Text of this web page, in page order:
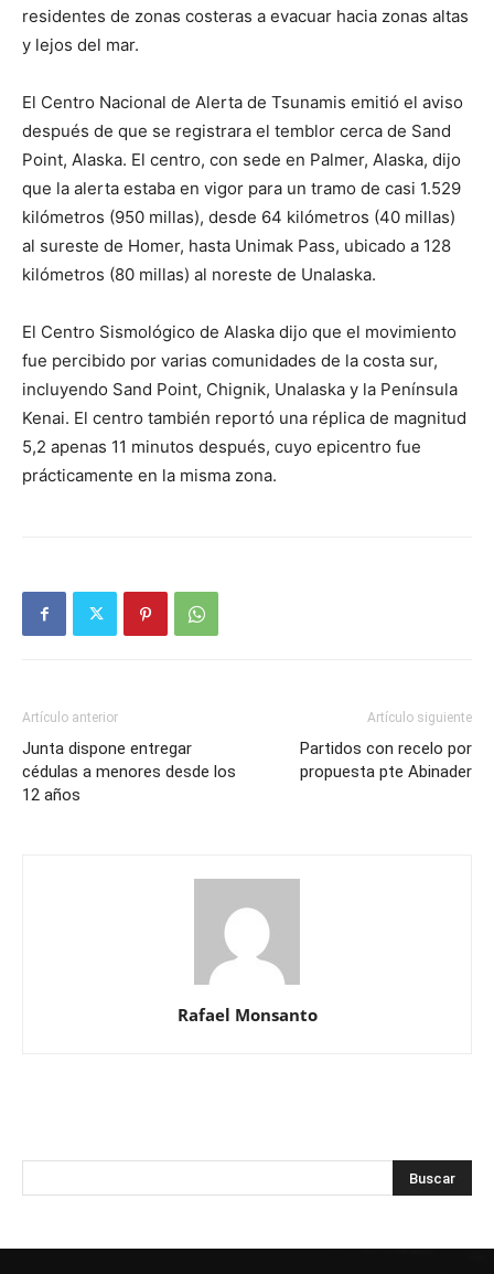
residentes de zonas costeras a evacuar hacia zonas altas
y lejos del mar.
El Centro Nacional de Alerta de Tsunamis emitió el aviso
después de que se registrara el temblor cerca de Sand
Point, Alaska. El centro, con sede en Palmer, Alaska, dijo
que la alerta estaba en vigor para un tramo de casi 1.529
kilómetros (950 millas), desde 64 kilómetros (40 millas)
al sureste de Homer, hasta Unimak Pass, ubicado a 128
kilómetros (80 millas) al noreste de Unalaska.
El Centro Sismológico de Alaska dijo que el movimiento
fue percibido por varias comunidades de la costa sur,
incluyendo Sand Point, Chignik, Unalaska y la Península
Kenai. El centro también reportó una réplica de magnitud
5,2 apenas 11 minutos después, cuyo epicentro fue
prácticamente en la misma zona.
Artículo anterior
Junta dispone entregar
cédulas a menores desde los
12 años
Artículo siguiente
Partidos con recelo por
propuesta pte Abinader
Rafael Monsanto